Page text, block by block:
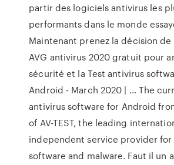
partir des logiciels antivirus les
performants dans le monde
Maintenant prenez la décision
AVG antivirus 2020 gratuit pour
sécurité et la Test antivirus
Android - March 2020 | … The
antivirus software for Android
of AV-TEST, the leading
independent service provider for
software and malware. Faut il un